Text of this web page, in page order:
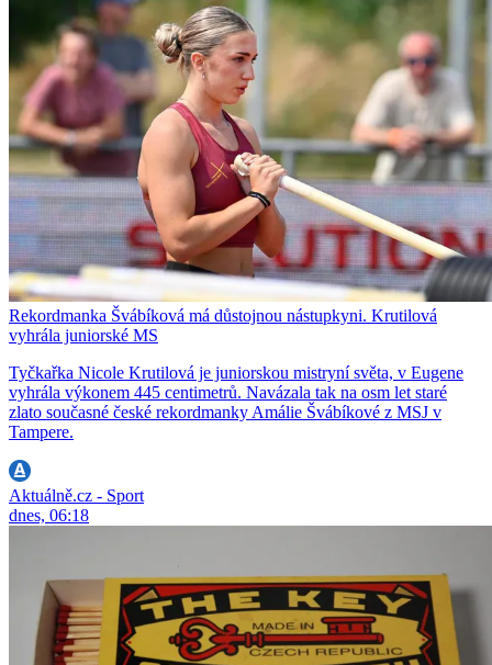
Rekordmanka Švábíková má důstojnou nástupkyni. Krutilová
vyhrála juniorské MS
Tyčkařka Nicole Krutilová je juniorskou mistryní světa, v Eugene
vyhrála výkonem 445 centimetrů. Navázala tak na osm let staré
zlato současné české rekordmanky Amálie Švábíkové z MSJ v
Tampere.
Aktuálně.cz - Sport
dnes, 06:18